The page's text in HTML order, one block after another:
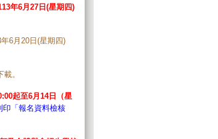
年6月27日(星期四)
6月20日(星期四)
載。
起至6月14日（星
印「報名資料檢核